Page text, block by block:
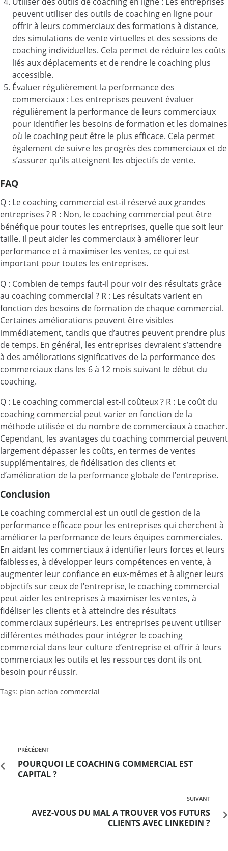
peuvent utiliser des outils de coaching en ligne pour
offrir à leurs commerciaux des formations à distance,
des simulations de vente virtuelles et des sessions de
coaching individuelles. Cela permet de réduire les coûts
liés aux déplacements et de rendre le coaching plus
accessible.
Évaluer régulièrement la performance des
commerciaux : Les entreprises peuvent évaluer
régulièrement la performance de leurs commerciaux
pour identifier les besoins de formation et les domaines
où le coaching peut être le plus efficace. Cela permet
également de suivre les progrès des commerciaux et de
s’assurer qu’ils atteignent les objectifs de vente.
FAQ
Q : Le coaching commercial est-il réservé aux grandes
entreprises ? R : Non, le coaching commercial peut être
bénéfique pour toutes les entreprises, quelle que soit leur
taille. Il peut aider les commerciaux à améliorer leur
performance et à maximiser les ventes, ce qui est
important pour toutes les entreprises.
Q : Combien de temps faut-il pour voir des résultats grâce
au coaching commercial ? R : Les résultats varient en
fonction des besoins de formation de chaque commercial.
Certaines améliorations peuvent être visibles
immédiatement, tandis que d’autres peuvent prendre plus
de temps. En général, les entreprises devraient s’attendre
à des améliorations significatives de la performance des
commerciaux dans les 6 à 12 mois suivant le début du
coaching.
Q : Le coaching commercial est-il coûteux ? R : Le coût du
coaching commercial peut varier en fonction de la
méthode utilisée et du nombre de commerciaux à coacher.
Cependant, les avantages du coaching commercial peuvent
largement dépasser les coûts, en termes de ventes
supplémentaires, de fidélisation des clients et
d’amélioration de la performance globale de l’entreprise.
Conclusion
Le coaching commercial est un outil de gestion de la
performance efficace pour les entreprises qui cherchent à
améliorer la performance de leurs équipes commerciales.
En aidant les commerciaux à identifier leurs forces et leurs
faiblesses, à développer leurs compétences en vente, à
augmenter leur confiance en eux-mêmes et à aligner leurs
objectifs sur ceux de l’entreprise, le coaching commercial
peut aider les entreprises à maximiser les ventes, à
fidéliser les clients et à atteindre des résultats
commerciaux supérieurs. Les entreprises peuvent utiliser
différentes méthodes pour intégrer le coaching
commercial dans leur culture d’entreprise et offrir à leurs
commerciaux les outils et les ressources dont ils ont
besoin pour réussir.
Tags: plan action commercial
PRÉCÉDENT
POURQUOI LE COACHING COMMERCIAL EST
CAPITAL ?
SUIVANT
AVEZ-VOUS DU MAL A TROUVER VOS FUTURS
CLIENTS AVEC LINKEDIN ?